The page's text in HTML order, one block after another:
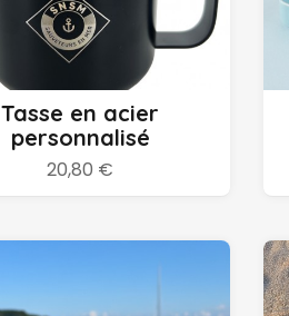
Personnaliser
Tasse en acier
personnalisé
20,80 €